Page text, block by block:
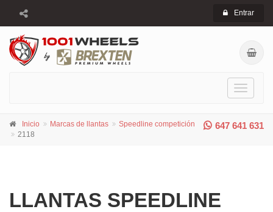
Entrar
Toggle
647 641 631
Inicio Marcas de llantas
Speedline competición
2118
LLANTAS SPEEDLINE